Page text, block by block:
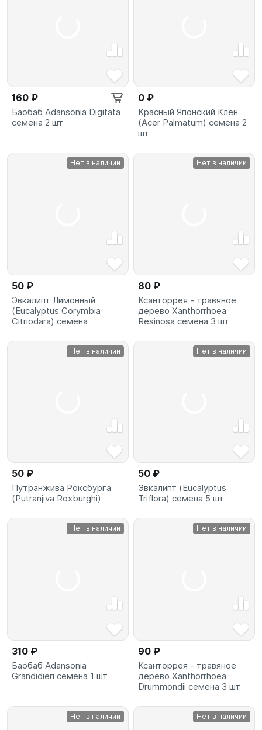
160 ₽
Баобаб Adansonia Digitata
семена 2 шт
0 ₽
Красный Японский Клен
(Acer Palmatum) семена 2
шт
Нет в наличии
50 ₽
Эвкалипт Лимонный
(Eucalyptus Corymbia
Citriodara) семена
Нет в наличии
80 ₽
Ксанторрея - травяное
дерево Xanthorrhoea
Resinosa семена 3 шт
Нет в наличии
50 ₽
Путранжива Роксбурга
(Putranjiva Roxburghi)
Нет в наличии
50 ₽
Эвкалипт (Eucalyptus
Triflora) семена 5 шт
Нет в наличии
310 ₽
Баобаб Adansonia
Grandidieri семена 1 шт
Нет в наличии
90 ₽
Ксанторрея - травяное
дерево Xanthorrhoea
Drummondii семена 3 шт
Нет в наличии Нет в наличии